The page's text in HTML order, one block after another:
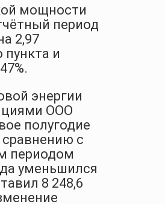
мощности
период
2,97
пункта и
энергии
ООО
полугодие
сравнению с
периодом
уменьшился
8 248,6